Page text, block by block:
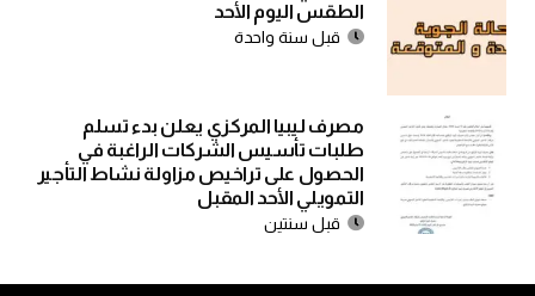
الطقس اليوم الأحد
قبل سنة واحدة
مصرف ليبيا المركزي يعلن بدء تسلم
طلبات تأسيس الشركات الراغبة في
الحصول على تراخيص مزاولة نشاط التأجير
التمويلي الأحد المقبل
قبل سنتين